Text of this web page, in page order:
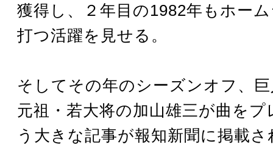
獲得し、２年目の1982年もホー
打つ活躍を見せる。
そしてその年のシーズンオフ、
元祖・若大将の加山雄三が曲を
う大きな記事が報知新聞に掲載